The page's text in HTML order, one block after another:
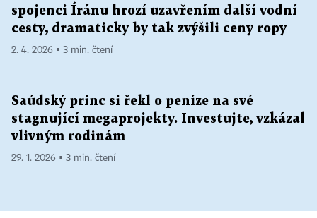
spojenci Íránu hrozí uzavřením další vodní
cesty, dramaticky by tak zvýšili ceny ropy
2. 4. 2026 ▪ 3 min. čtení
Saúdský princ si řekl o peníze na své
stagnující megaprojekty. Investujte, vzkázal
vlivným rodinám
29. 1. 2026 ▪ 3 min. čtení